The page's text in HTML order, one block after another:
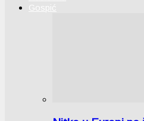
Gospić